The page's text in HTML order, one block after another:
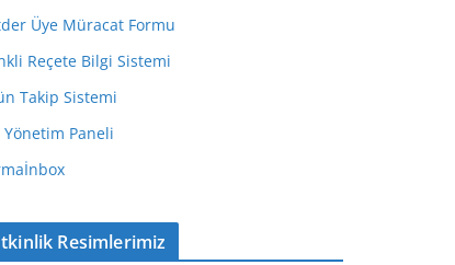
Üye Müracat Formu
Reçete Bilgi Sistemi
Takip Sistemi
Yönetim Paneli
Resimlerimiz